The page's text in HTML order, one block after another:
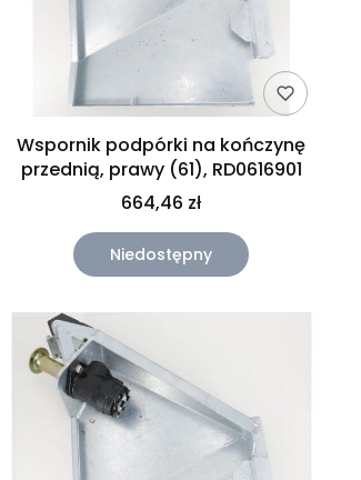
Wspornik podpórki na kończynę
przednią, prawy (61), RD0616901
664,46 zł
Niedostępny